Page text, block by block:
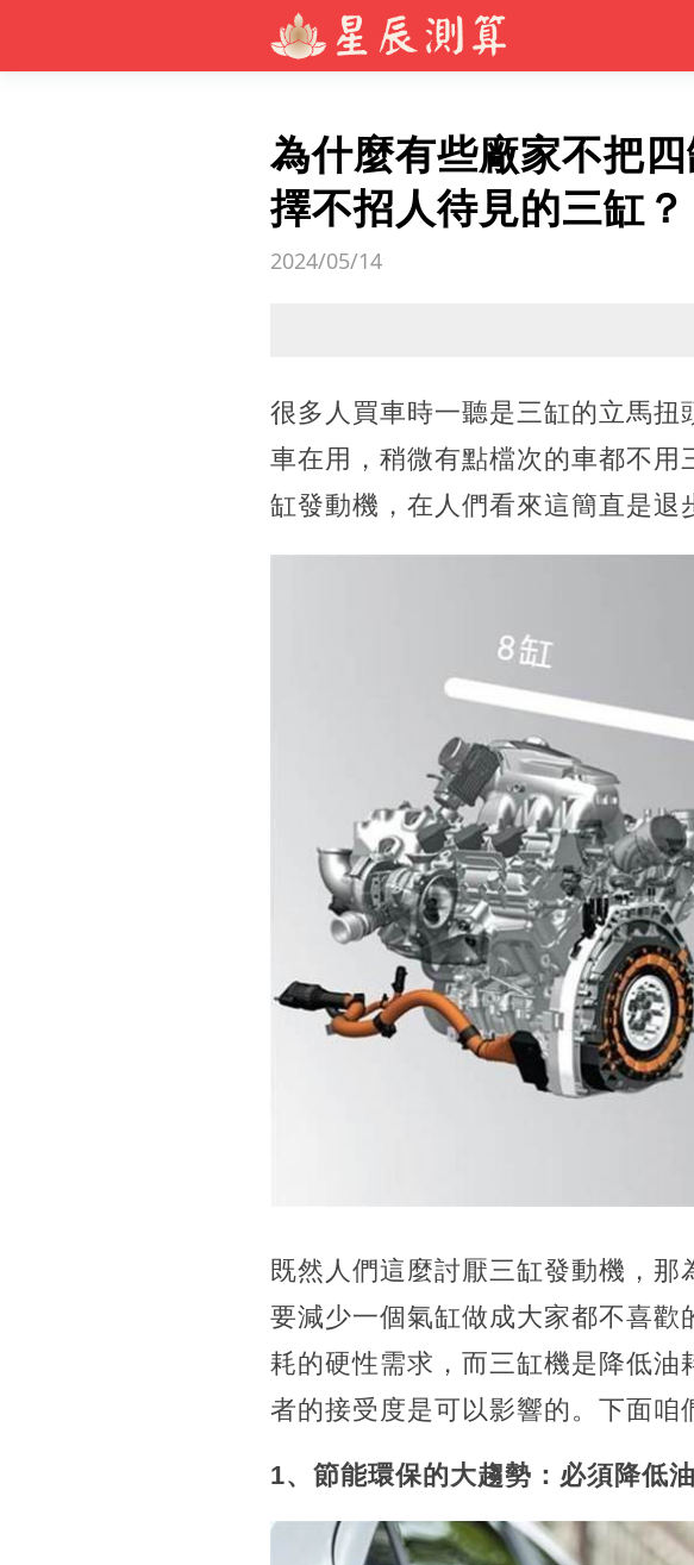
為什麼有些廠家不把
擇不招人待見的三缸？
2024/05/14
很多人買車時一聽是三缸的立馬
車在用，稍微有點檔次的車都不
缸發動機，在人們看來這簡直是退
既然人們這麼討厭三缸發動機，
要減少一個氣缸做成大家都不喜
耗的硬性需求，而三缸機是降低
者的接受度是可以影響的。下面咱
1、節能環保的大趨勢：必須降低